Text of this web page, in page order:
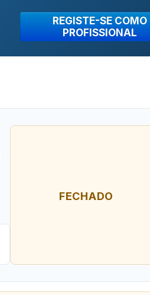
REGISTE-SE COMO
PROFISSIONAL
FECHADO